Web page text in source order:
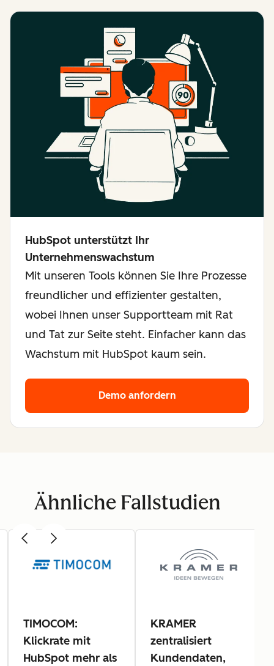
HubSpot unterstützt Ihr
Unternehmenswachstum
Mit unseren Tools können Sie Ihre Prozesse
freundlicher und effizienter gestalten,
wobei Ihnen unser Supportteam mit Rat
und Tat zur Seite steht. Einfacher kann das
Wachstum mit HubSpot kaum sein.
Demo anfordern
Ähnliche Fallstudien
TIMOCOM:
Klickrate mit
HubSpot mehr als
KRAMER
zentralisiert
Kundendaten,